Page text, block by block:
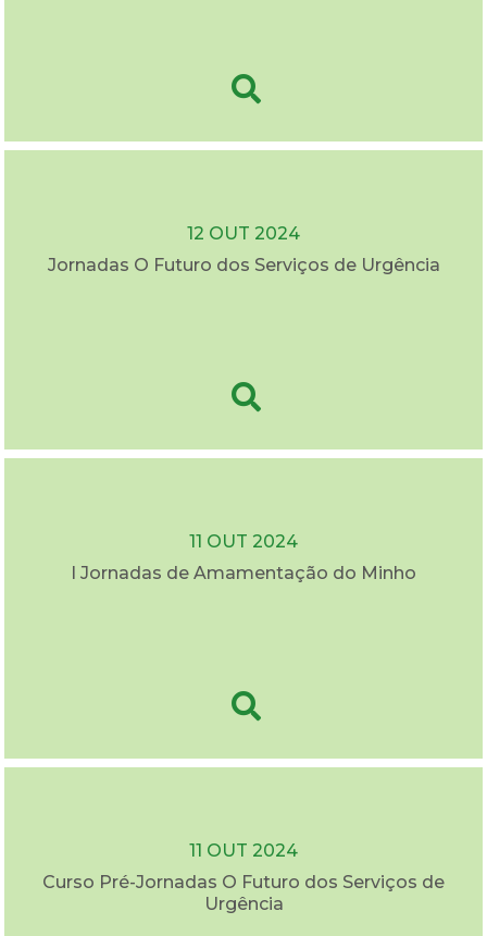
12 OUT 2024
Jornadas O Futuro dos Serviços de Urgência
11 OUT 2024
I Jornadas de Amamentação do Minho
11 OUT 2024
Curso Pré-Jornadas O Futuro dos Serviços de
Urgência